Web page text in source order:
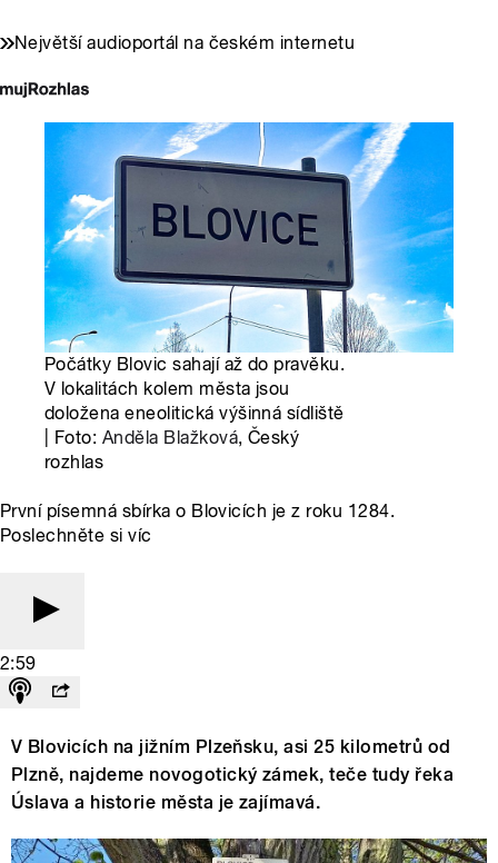
Největší audioportál na českém internetu
Počátky Blovic sahají až do pravěku.
V lokalitách kolem města jsou
doložena eneolitická výšinná sídliště
| Foto: Anděla Blažková, Český
rozhlas
První písemná sbírka o Blovicích je z roku 1284.
Poslechněte si víc
2:59
V Blovicích na jižním Plzeňsku, asi 25 kilometrů od
Plzně, najdeme novogotický zámek, teče tudy řeka
Úslava a historie města je zajímavá.